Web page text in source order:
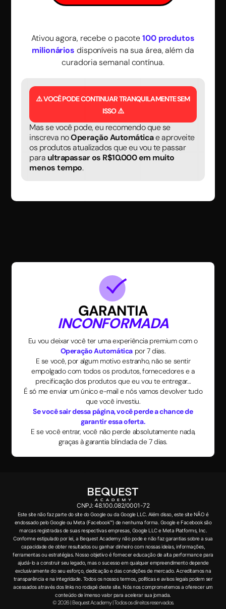
Ativou agora, recebe o pacote100 produtos
milionários disponíveis na sua área, além da
curadoria semanal contínua.
⚠️ VOCÊ PODE CONTINUAR TRANQUILAMENTE SEM
ISSO ⚠️
Mas se você pode, eu recomendo que se
inscreva noOperação Automáticae aproveite
os produtos atualizados que eu vou te passar
para ultrapassar os R$10.000 em muito
menos tempo.
GARANTIA
INCONFORMADA
Eu vou deixar você ter uma experiência premium com o
Operação Automática por 7 dias.
E se você, por algum motivo estranho, não se sentir
empolgado com todos os produtos, fornecedores e a
precificação dos produtos que eu vou te entregar…
É só me enviar um único e-mail e nós vamos devolver tudo
que você investiu.
Se você sair dessa página, você perde a chance de
garantir essa oferta.
E se você entrar, você não perde absolutamente nada,
graças à garantia blindada de 7 dias.
CNPJ: 48.100.082/0001-72
Este site não faz parte do site do Google ou da Google LLC. Além disso, este site NÃO é
endossado pelo Google ou Meta (Facebook™) de nenhuma forma. Google e Facebook são
marcas registradas de suas respectivas empresas, Google LLC e Meta Platforms, Inc.
Conforme estipulado por lei, a Bequest Academy não pode e não faz garantias sobre a sua
capacidade de obter resultados ou ganhar dinheiro com nossas ideias, informações,
ferramentas ou estratégias. Nosso objetivo é fornecer educação de alta performance para
ajudá-lo a construir seu legado, mas o sucesso em qualquer empreendimento depende
exclusivamente do seu esforço, dedicação e das condições de mercado. Acreditamos na
transparência e na integridade. Todos os nossos termos, políticas e avisos legais podem ser
acessados através dos links no rodapé deste site. Nós nos comprometemos a oferecer um
conteúdo de imenso valor para acelerar sua jornada.
© 2026 | Bequest Academy | Todos os direitos reservados.